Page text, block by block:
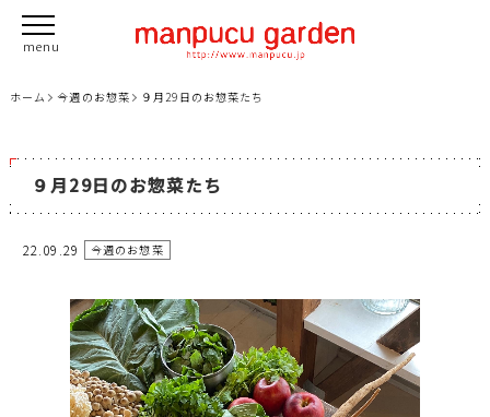
ホーム 今週のお惣菜 ９月29日のお惣菜たち
９月29日のお惣菜たち
22.09.29 今週のお惣菜